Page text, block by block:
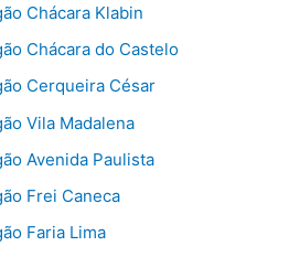
Chácara Klabin
Chácara do Castelo
Cerqueira César
Vila Madalena
Avenida Paulista
Frei Caneca
Faria Lima